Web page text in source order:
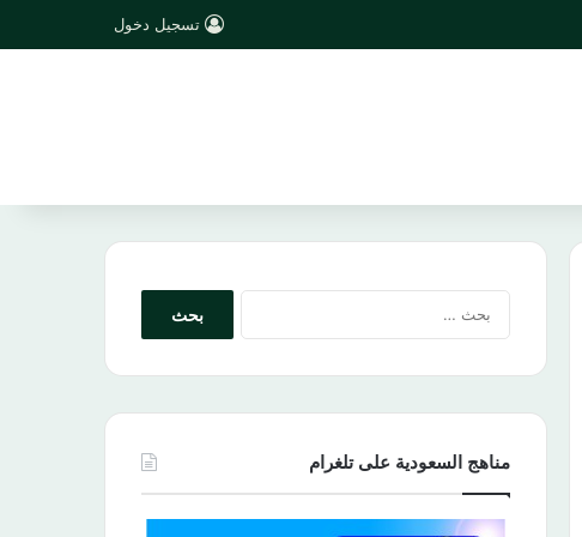
تسجيل دخول
مناهج السعودية على تلغرام